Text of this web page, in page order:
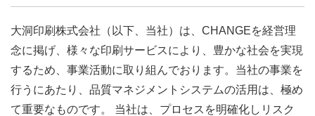
大洞印刷株式会社（以下、当社）は、CHANGEを経営理
念に掲げ、様々な印刷サービスにより、豊かな社会を実現
するため、事業活動に取り組んでおります。当社の事業を
行うにあたり、品質マネジメントシステムの活用は、極め
て重要なものです。 当社は、プロセスを明確化しリスク